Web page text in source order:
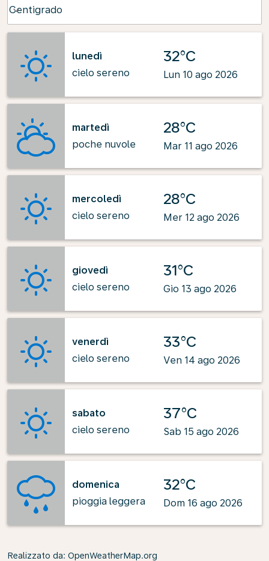
Centigrado
keyboard_arrow_down
lunedì
cielo sereno
32°C
Lun 10 ago 2026
martedì
poche nuvole
28°C
Mar 11 ago 2026
mercoledì
cielo sereno
28°C
Mer 12 ago 2026
giovedì
cielo sereno
31°C
Gio 13 ago 2026
venerdì
cielo sereno
33°C
Ven 14 ago 2026
sabato
cielo sereno
37°C
Sab 15 ago 2026
domenica
pioggia leggera
32°C
Dom 16 ago 2026
Realizzato da: OpenWeatherMap.org